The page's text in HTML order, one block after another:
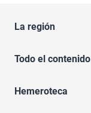
La región
Todo el contenido
Hemeroteca